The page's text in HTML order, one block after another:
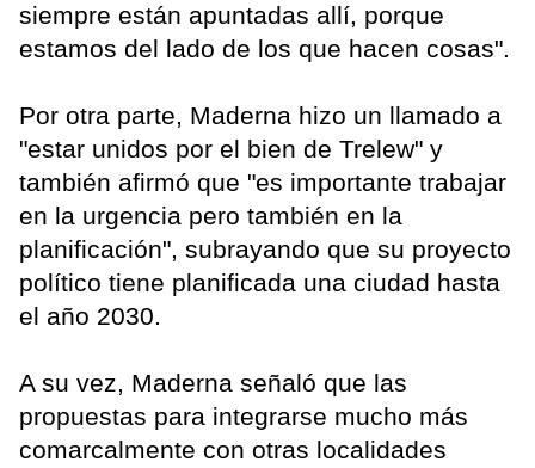
siempre están apuntadas allí, porque
estamos del lado de los que hacen cosas".
Por otra parte, Maderna hizo un llamado a
"estar unidos por el bien de Trelew" y
también afirmó que "es importante trabajar
en la urgencia pero también en la
planificación", subrayando que su proyecto
político tiene planificada una ciudad hasta
el año 2030.
A su vez, Maderna señaló que las
propuestas para integrarse mucho más
comarcalmente con otras localidades